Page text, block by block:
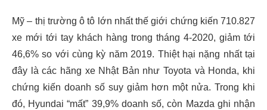
Mỹ – thị trường ô tô lớn nhất thế giới chứng kiến 710.827
xe mới tới tay khách hàng trong tháng 4-2020, giảm tới
46,6% so với cùng kỳ năm 2019. Thiệt hại nặng nhất tại
đây là các hãng xe Nhật Bản như Toyota và Honda, khi
chứng kiến doanh số suy giảm hơn một nửa. Trong khi
đó, Hyundai “mất” 39,9% doanh số, còn Mazda ghi nhận